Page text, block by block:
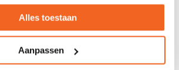
Alles toestaan
Aanpassen
6 personen
8 personen